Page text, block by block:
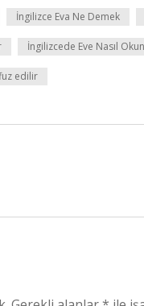
İngilizce Eva Ne Demek
İngilizcede Eve Nasıl
edilir